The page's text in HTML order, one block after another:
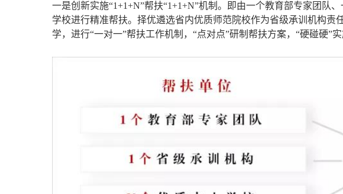
一是创新实施“1+1+N”帮扶“1+1+N”机制。即由一个教育部专家团
学校进行精准帮扶。择优遴选省内优质师范院校作为省级承训机构
学，进行“一对一”帮扶工作机制，“点对点”研制帮扶方案，“硬碰硬”